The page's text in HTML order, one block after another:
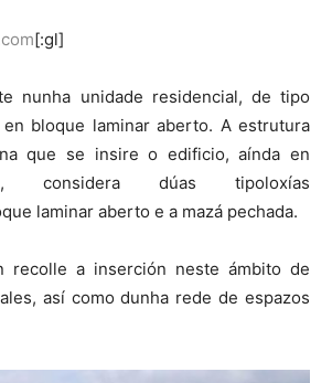
[:gl]
nunha unidade residencial, de tipo
bloque laminar aberto. A estrutura
que se insire o edificio, aínda en
considera dúas tipoloxías
laminar aberto e a mazá pechada.
recolle a inserción neste ámbito de
así como dunha rede de espazos